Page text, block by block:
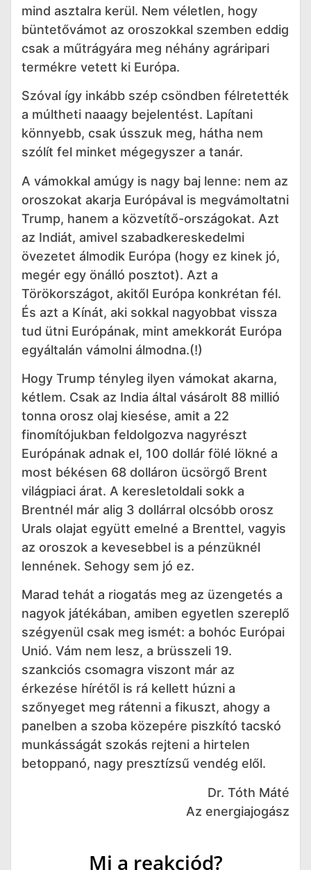
mind asztalra kerül. Nem véletlen, hogy
büntetővámot az oroszokkal szemben eddig
csak a műtrágyára meg néhány agráripari
termékre vetett ki Európa.
Szóval így inkább szép csöndben félretették
a múltheti naaagy bejelentést. Lapítani
könnyebb, csak ússzuk meg, hátha nem
szólít fel minket mégegyszer a tanár.
A vámokkal amúgy is nagy baj lenne: nem az
oroszokat akarja Európával is megvámoltatni
Trump, hanem a közvetítő-országokat. Azt
az Indiát, amivel szabadkereskedelmi
övezetet álmodik Európa (hogy ez kinek jó,
megér egy önálló posztot). Azt a
Törökországot, akitől Európa konkrétan fél.
És azt a Kínát, aki sokkal nagyobbat vissza
tud ütni Európának, mint amekkorát Európa
egyáltalán vámolni álmodna.(!)
Hogy Trump tényleg ilyen vámokat akarna,
kétlem. Csak az India által vásárolt 88 millió
tonna orosz olaj kiesése, amit a 22
finomítójukban feldolgozva nagyrészt
Európának adnak el, 100 dollár fölé lökné a
most békésen 68 dolláron ücsörgő Brent
világpiaci árat. A keresletoldali sokk a
Brentnél már alig 3 dollárral olcsóbb orosz
Urals olajat együtt emelné a Brenttel, vagyis
az oroszok a kevesebbel is a pénzüknél
lennének. Sehogy sem jó ez.
Marad tehát a riogatás meg az üzengetés a
nagyok játékában, amiben egyetlen szereplő
szégyenül csak meg ismét: a bohóc Európai
Unió. Vám nem lesz, a brüsszeli 19.
szankciós csomagra viszont már az
érkezése hírétől is rá kellett húzni a
szőnyeget meg rátenni a fikuszt, ahogy a
panelben a szoba közepére piszkító tacskó
munkásságát szokás rejteni a hirtelen
betoppanó, nagy presztízsű vendég elől.
Dr. Tóth Máté
Az energiajogász
Mi a reakciód?